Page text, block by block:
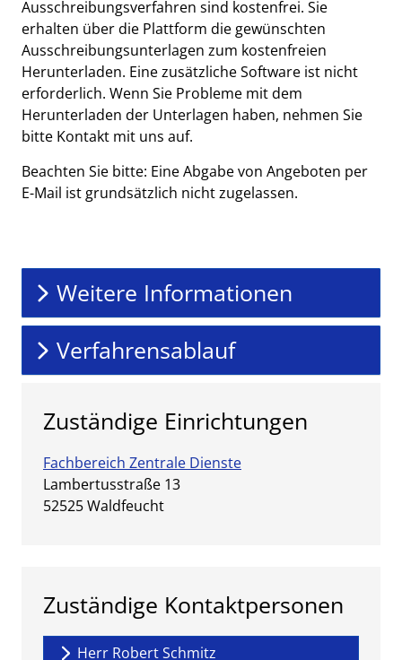
Ausschreibungsverfahren sind kostenfrei. Sie
erhalten über die Plattform die gewünschten
Ausschreibungsunterlagen zum kostenfreien
Herunterladen. Eine zusätzliche Software ist nicht
erforderlich. Wenn Sie Probleme mit dem
Herunterladen der Unterlagen haben, nehmen Sie
bitte Kontakt mit uns auf.
Beachten Sie bitte: Eine Abgabe von Angeboten per
E-Mail ist grundsätzlich nicht zugelassen.
Weitere Informationen
Verfahrensablauf
Zuständige Einrichtungen
Fachbereich Zentrale Dienste
Straße:
Lambertusstraße Hausnummer:
13
PLZ:
52525Ort:
Waldfeucht
Zuständige Kontaktpersonen
Herr Robert Schmitz